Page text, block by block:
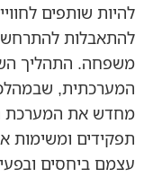
להיות שותפים
להתאבלות להתרחש
משפחה. התהליך
המערכתית,
מחדש את המערכת
תפקידים ומשימות
עצמם ביחסים